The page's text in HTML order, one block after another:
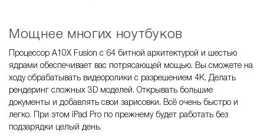
Мощнее многих ноутбуков
Процессор A10X Fusion с 64 битной архитектурой и шестью
ядрами обеспечивает вас потрясающей мощью. Вы сможете на
ходу обрабатывать видеоролики с разрешением 4K. Делать
рендеринг сложных 3D моделей. Открывать большие
документы и добавлять свои зарисовки. Всё очень быстро и
легко. При этом iPad Pro по прежнему будет работать без
подзарядки целый день.